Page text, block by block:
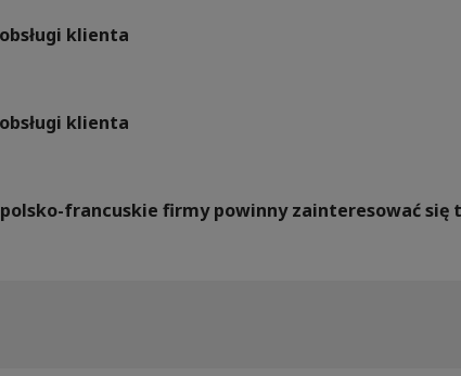
klienta
klienta
francuskie firmy powinny zainteresować